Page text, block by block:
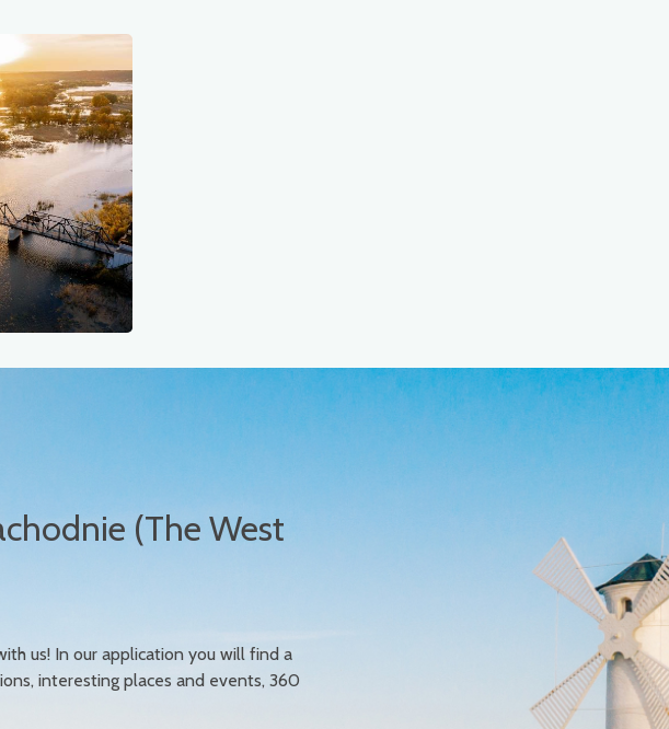
(The West
us! In our application you will find a
interesting places and events, 360